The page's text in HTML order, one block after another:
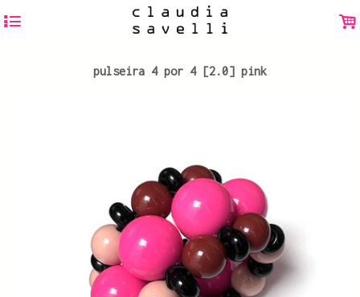
4 .
pulseira 4 por 4 [2.0] pink